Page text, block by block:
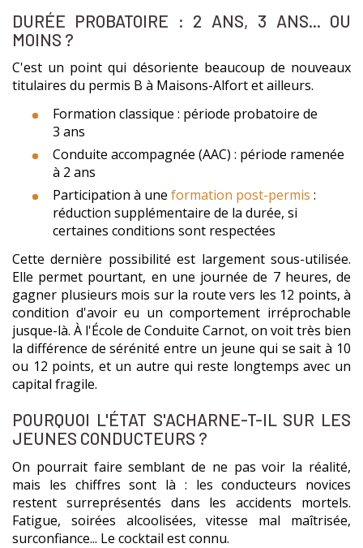
DURÉE PROBATOIRE : 2 ANS, 3 ANS... OU
MOINS ?
C'est un point qui désoriente beaucoup de nouveaux
titulaires du permis B à Maisons-Alfort et ailleurs.
Formation classique : période probatoire de
3 ans
Conduite accompagnée (AAC) : période ramenée
à 2 ans
Participation à une formation post-permis :
réduction supplémentaire de la durée, si
certaines conditions sont respectées
Cette dernière possibilité est largement sous-utilisée.
Elle permet pourtant, en une journée de 7 heures, de
gagner plusieurs mois sur la route vers les 12 points, à
condition d'avoir eu un comportement irréprochable
jusque-là. À l'École de Conduite Carnot, on voit très bien
la différence de sérénité entre un jeune qui se sait à 10
ou 12 points, et un autre qui reste longtemps avec un
capital fragile.
POURQUOI L'ÉTAT S'ACHARNE-T-IL SUR LES
JEUNES CONDUCTEURS ?
On pourrait faire semblant de ne pas voir la réalité,
mais les chiffres sont là : les conducteurs novices
restent surreprésentés dans les accidents mortels.
Fatigue, soirées alcoolisées, vitesse mal maîtrisée,
surconfiance... Le cocktail est connu.